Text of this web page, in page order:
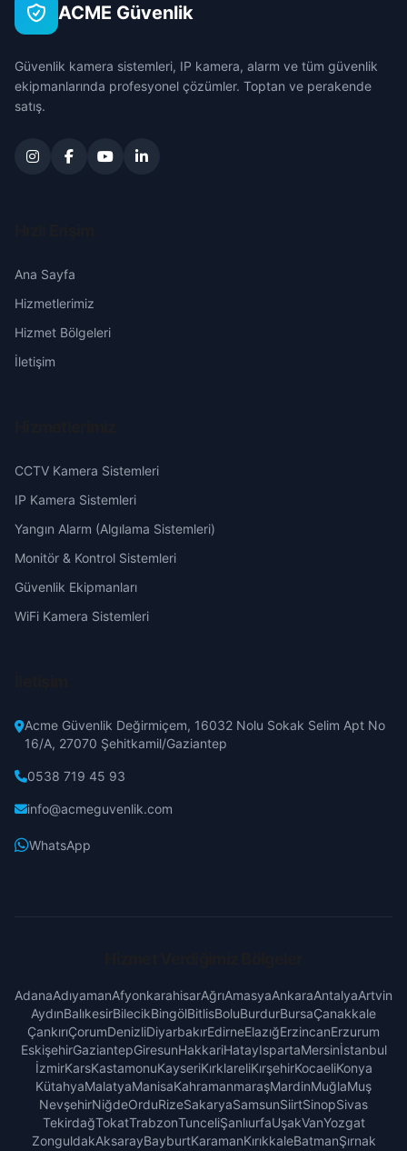
ACME Güvenlik
Güvenlik kamera sistemleri, IP kamera, alarm ve tüm güvenlik
ekipmanlarında profesyonel çözümler. Toptan ve perakende
satış.
Ana Sayfa
Hizmetlerimiz
Hizmet Bölgeleri
İletişim
CCTV Kamera Sistemleri
IP Kamera Sistemleri
Yangın Alarm (Algılama Sistemleri)
Monitör & Kontrol Sistemleri
Güvenlik Ekipmanları
WiFi Kamera Sistemleri
Acme Güvenlik Değirmiçem, 16032 Nolu Sokak Selim Apt No
16/A, 27070 Şehitkamil/Gaziantep
0538 719 45 93
info@acmeguvenlik.com
WhatsApp
AdanaAdıyamanAfyonkarahisarAğrıAmasyaAnkaraAntalyaArtvin
AydınBalıkesirBilecikBingölBitlisBoluBurdurBursaÇanakkale
ÇankırıÇorumDenizliDiyarbakırEdirneElazığErzincanErzurum
EskişehirGaziantepGiresunHakkariHatayIspartaMersinİstanbul
İzmirKarsKastamonuKayseriKırklareliKırşehirKocaeliKonya
KütahyaMalatyaManisaKahramanmaraşMardinMuğlaMuş
NevşehirNiğdeOrduRizeSakaryaSamsunSiirtSinopSivas
TekirdağTokatTrabzonTunceliŞanlıurfaUşakVanYozgat
ZonguldakAksarayBayburtKaramanKırıkkaleBatmanŞırnak